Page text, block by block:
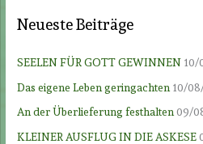
Neueste Beiträge
SEELEN FÜR GOTT GEWINNEN 10/
Das eigene Leben geringachten 10/
An der Überlieferung festhalten 09/
KLEINER AUSFLUG IN DIE ASKESE